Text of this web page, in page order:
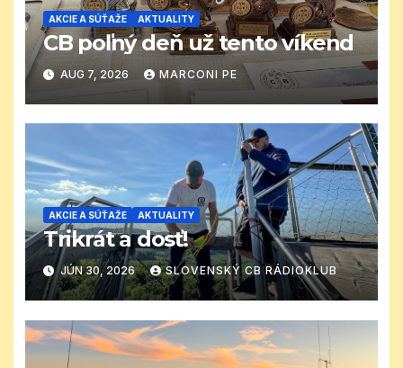
AKCIE A SÚŤAŽE AKTUALITY
CB poľný deň už tento víkend
AUG 7, 2026 MARCONI PE
AKCIE A SÚŤAŽE AKTUALITY
Trikrát a dosť!
JÚN 30, 2026 SLOVENSKÝ CB RÁDIOKLUB